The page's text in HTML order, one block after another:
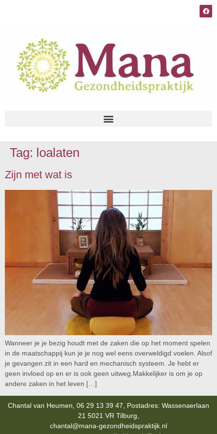
Tag: loalaten
Zijn met wat is
Wanneer je je bezig houdt met de zaken die op het moment spelen
in de maatschappij kun je je nog wel eens overweldigd voelen. Alsof
je gevangen zit in een hard en mechanisch systeem. Je hebt er
geen invloed op en er is ook geen uitweg.Makkelijker is om je op
andere zaken in het leven […]
Chantal van Heumen, 06 29 13 39 47, Postadres: Wassenaerlaan
21 5021 VR Tilburg,
chantal@mana-gezondheidspraktijk.nl